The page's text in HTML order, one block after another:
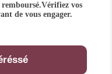
vos
de vous engager.